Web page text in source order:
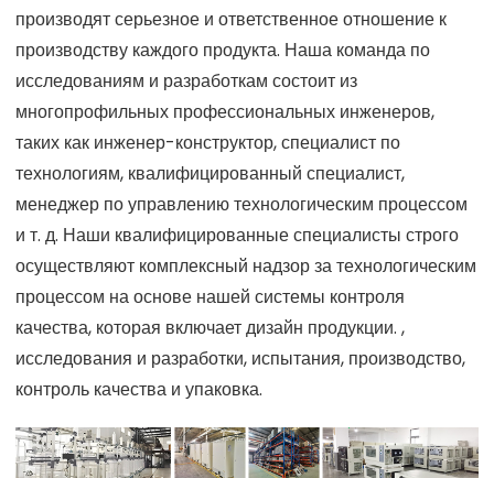
производят серьезное и ответственное отношение к
производству каждого продукта. Наша команда по
исследованиям и разработкам состоит из
многопрофильных профессиональных инженеров,
таких как инженер-конструктор, специалист по
технологиям, квалифицированный специалист,
менеджер по управлению технологическим процессом
и т. д. Наши квалифицированные специалисты строго
осуществляют комплексный надзор за технологическим
процессом на основе нашей системы контроля
качества, которая включает дизайн продукции. ,
исследования и разработки, испытания, производство,
контроль качества и упаковка.